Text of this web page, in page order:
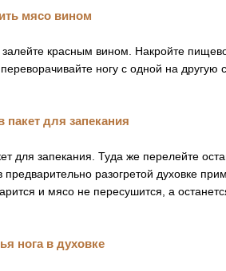
красным вином. Накройте
ногу с одной на другую
для запекания. Туда же перелейте
разогретой духовке
и мясо не пересушится, а